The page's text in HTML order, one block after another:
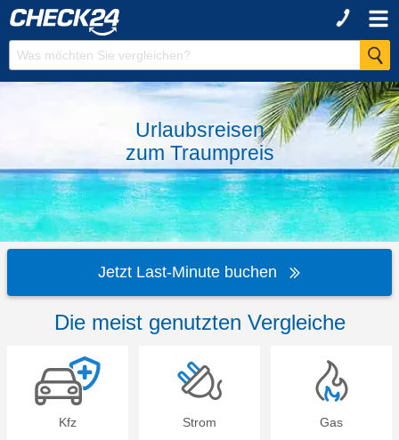
Urlaubsreisen
zum Traumpreis
Jetzt Last-Minute buchen
Die meist genutzten Vergleiche
Kfz Strom Gas